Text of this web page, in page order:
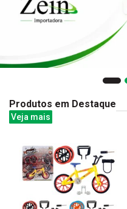
Produtos em Destaque
Veja mais